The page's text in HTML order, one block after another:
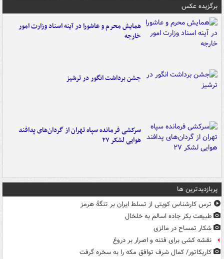
برگزیده عکس
همایش محرم و عاشورا در آینه اسناد وزارت امور
خارجه
جشن برداشت انگور در ترشیز
سرکشی فرمانده سپاه تهران از گردان‌های پدافند
هوایی لشکر ۲۷
پربازدیدترین ها
ترس کارشناس کویتی از تسلط ایران بر تنگۀ هرمز
طبیعت بکر جاده اسالم به خلخال
شکار تمساح در مالزی
نقشه کشی برای فتنه و اصرار بر دروغ
کاریکاتور/ کمال شرف توافق مکه را به سخره گرفت